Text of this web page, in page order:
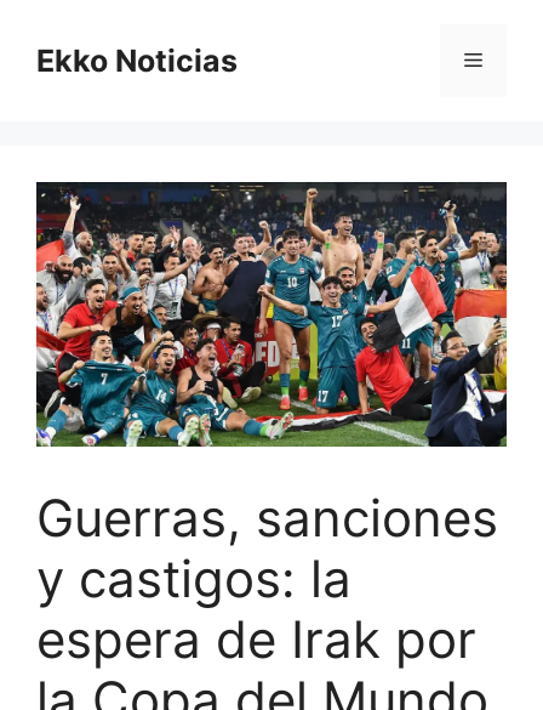
contenido
Ekko Noticias Menú
Guerras, sanciones
y castigos: la
espera de Irak por